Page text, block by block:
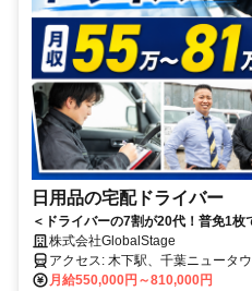
日用品の宅配ドライバー
＜ドライバーの7割が20代！普免1
い方大歓迎！車両リースあり／助け
株式会社GlobalStage
アクセス: 木下駅、千葉ニュータウン中央駅ほか ※印西市、白井市、
八千代市、我孫子市、成田市など
月給550,000円～810,000円